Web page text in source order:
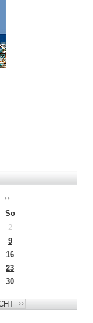
So
2
9
16
23
30